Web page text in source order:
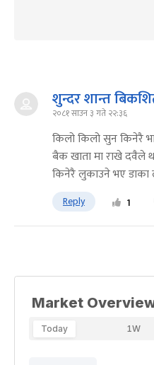
शुन्दर शान्त
२०८१ साउन ३ गते २२:३६
किलो किलो सुन किनेरै
बैक खाता मा राखे दवैले
किनेरै लुकाउने भए
Reply 1